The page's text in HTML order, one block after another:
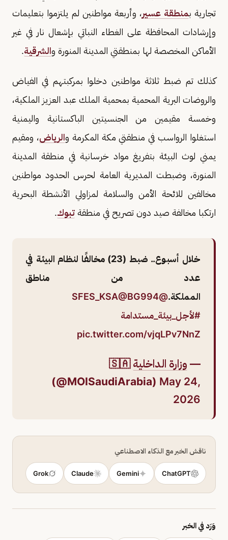
تجارية بمنطقة عسير، وأربعة مواطنين لم يلتزموا بتعليمات
وإرشادات المحافظة على الغطاء النباتي بإشعال نار في غير
الأماكن المخصصة لها بمنطقتي المدينة المنورة والشرقية.
كذلك تم ضبط ثلاثة مواطنين دخلوا بمركبتهم في الفياض
والروضات البرية المحمية بمحمية الملك عبد العزيز الملكية،
وخمسة مقيمين من الجنسيتين الباكستانية واليمنية
استغلوا الرواسب في منطقتي مكة المكرمة والرياض، ومقيم
يمني لوث البيئة بتفريغ مواد خرسانية في منطقة المدينة
المنورة، وضبطت المديرية العامة لحرس الحدود مواطنين
مخالفين للائحة الأمن والسلامة لمزاولي الأنشطة البحرية
ارتكبا مخالفة صيد دون تصريح في منطقة تبوك.
خلال أسبوع.. ضبط (23) مخالفًا لنظام البيئة في
عدد من مناطق
المملكة.@SFES_KSA
@BG994
#لأجل_بيئة_مستدامة
pic.twitter.com/vjqLPv7NnZ
— وزارة الداخلية 🇸🇦
(@MOISaudiArabia) May 24,
2026
ناقش الخبر مع الذكاء الاصطناعي
ChatGPT
Gemini
Claude
Grok
وَرَد في الخبر